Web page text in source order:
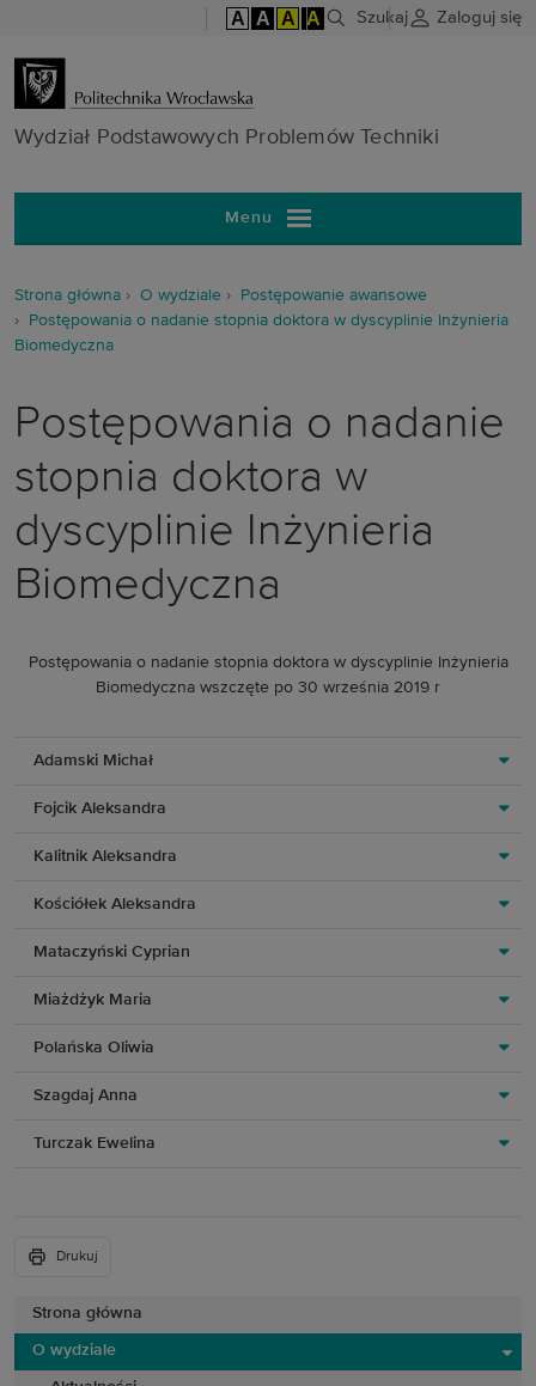
A A A A Szukaj Zaloguj się
Wydział
Wydział Podstawowych Problemów Techniki
Menu
Strona główna
O wydziale
Strona główna O wydziale
Postępowanie awansowe
Postępowania o nadanie stopnia doktora w dyscyplinie Inżynieria
Biomedyczna
Postępowania o nadanie
stopnia doktora w
dyscyplinie Inżynieria
Biomedyczna
Postępowania o nadanie stopnia doktora w dyscyplinie Inżynieria
Biomedyczna wszczęte po 30 września 2019 r
Adamski Michał
Fojcik Aleksandra
Kalitnik Aleksandra
Kościółek Aleksandra
Mataczyński Cyprian
Miażdżyk Maria
Polańska Oliwia
Szagdaj Anna
Turczak Ewelina
Drukuj